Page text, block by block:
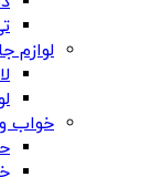
لوازم
خواب